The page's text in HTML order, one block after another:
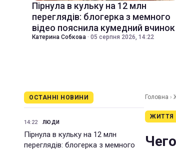
Пірнула в кульку на 12 млн
переглядів: блогерка з мемного
відео пояснила кумедний вчинок
Катерина Собкова · 05 серпня 2026, 14:22
ОСТАННІ НОВИНИ
14:22 ЛЮДИ
Пірнула в кульку на 12 млн
переглядів: блогерка з мемного
Головна ›
ЖИТТЯ